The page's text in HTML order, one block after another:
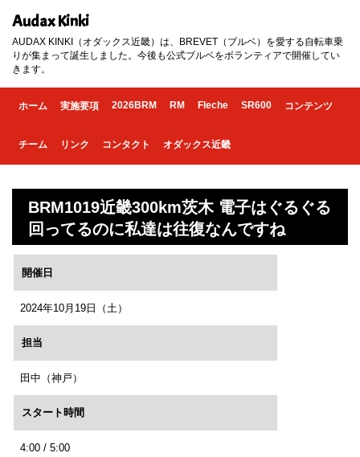
Audax Kinki
AUDAX KINKI（オダックス近畿）は、BREVET（ブルベ）を愛する自転車乗
りが集まって誕生しました。今後も公式ブルベをボランティアで開催してい
きます。
ホーム 実施要項 2026BRM RM Fleche SR600 コンテンツ
チーム リンク コンタクト オダックス近畿
BRM1019近畿300km茨木 電子はぐるぐる
回ってるのに私達は往復なんですね
開催日
2024年10月19日（土）
担当
田中（神戸）
スタート時間
4:00 / 5:00